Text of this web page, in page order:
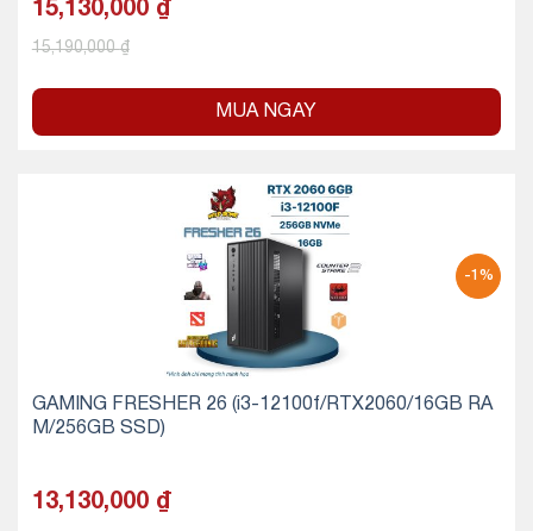
15,130,000 ₫
15,190,000₫
MUA NGAY
-1%
GAMING FRESHER 26 (i3-12100f/RTX2060/16GB RA
M/256GB SSD)
13,130,000 ₫